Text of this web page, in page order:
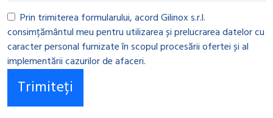
Prin trimiterea formularului, acord Gilinox s.r.l.
consimțământul meu pentru utilizarea și prelucrarea datelor cu
caracter personal furnizate în scopul procesării ofertei și al
implementării cazurilor de afaceri.